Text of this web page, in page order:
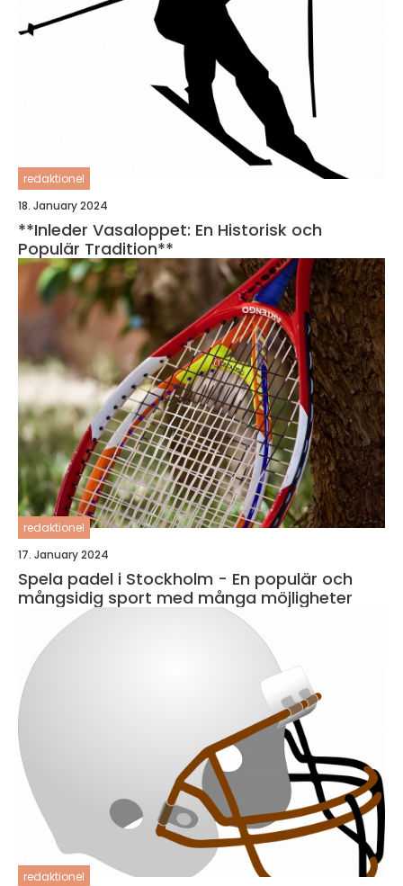
redaktionel
18. January 2024
**Inleder Vasaloppet: En Historisk och
Populär Tradition**
redaktionel
17. January 2024
Spela padel i Stockholm - En populär och
mångsidig sport med många möjligheter
redaktionel